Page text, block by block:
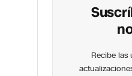
Recibe las